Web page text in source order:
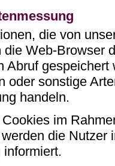
die von
Web-Browser
Abruf
oder sonstige
handeln.
im
die Nutzer